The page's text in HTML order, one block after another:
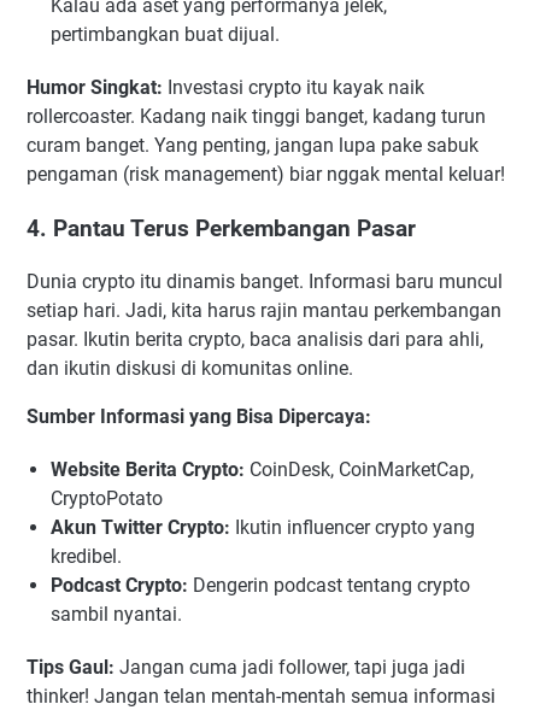
Kalau ada aset yang performanya jelek,
pertimbangkan buat dijual.
Humor Singkat: Investasi crypto itu kayak naik
rollercoaster. Kadang naik tinggi banget, kadang turun
curam banget. Yang penting, jangan lupa pake sabuk
pengaman (risk management) biar nggak mental keluar!
4. Pantau Terus Perkembangan Pasar
Dunia crypto itu dinamis banget. Informasi baru muncul
setiap hari. Jadi, kita harus rajin mantau perkembangan
pasar. Ikutin berita crypto, baca analisis dari para ahli,
dan ikutin diskusi di komunitas online.
Sumber Informasi yang Bisa Dipercaya:
Website Berita Crypto: CoinDesk, CoinMarketCap,
CryptoPotato
Akun Twitter Crypto: Ikutin influencer crypto yang
kredibel.
Podcast Crypto: Dengerin podcast tentang crypto
sambil nyantai.
Tips Gaul: Jangan cuma jadi follower, tapi juga jadi
thinker! Jangan telan mentah-mentah semua informasi